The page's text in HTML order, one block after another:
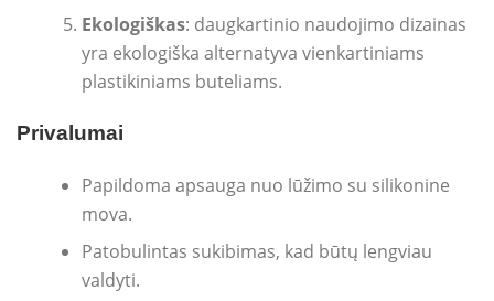
Ekologiškas: daugkartinio naudojimo dizainas
yra ekologiška alternatyva vienkartiniams
plastikiniams buteliams.
Privalumai
Papildoma apsauga nuo lūžimo su silikonine
mova.
Patobulintas sukibimas, kad būtų lengviau
valdyti.